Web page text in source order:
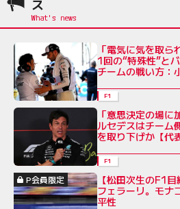
ス
「電気に気を取
1回の“特殊性”と
チームの戦い方：
F1
「意思決定の場
ルセデスはチーム
を取り下げか【代
F1
P会員限定
【松田次生のF1
フェラーリ。モナ
平性